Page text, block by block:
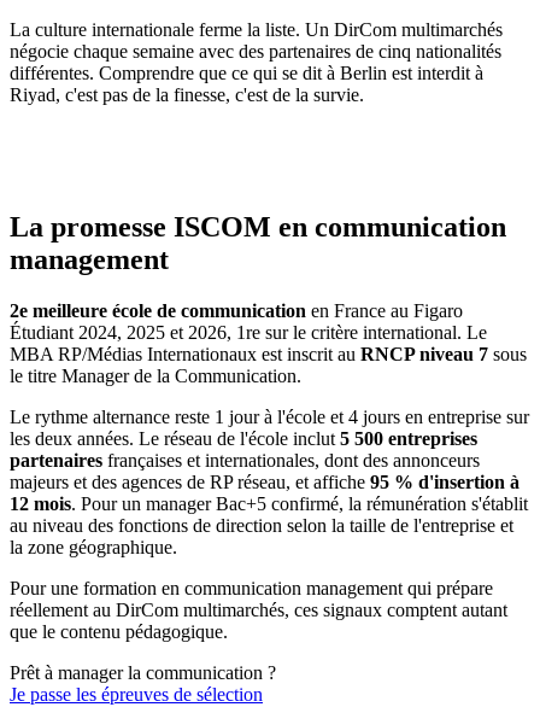
La culture internationale ferme la liste. Un DirCom multimarchés
négocie chaque semaine avec des partenaires de cinq nationalités
différentes. Comprendre que ce qui se dit à Berlin est interdit à
Riyad, c'est pas de la finesse, c'est de la survie.
La promesse ISCOM en communication
management
2e meilleure école de communication en France au Figaro
Étudiant 2024, 2025 et 2026, 1re sur le critère international. Le
MBA RP/Médias Internationaux est inscrit au RNCP niveau 7 sous
le titre Manager de la Communication.
Le rythme alternance reste 1 jour à l'école et 4 jours en entreprise sur
les deux années. Le réseau de l'école inclut 5 500 entreprises
partenaires françaises et internationales, dont des annonceurs
majeurs et des agences de RP réseau, et affiche 95 % d'insertion à
12 mois. Pour un manager Bac+5 confirmé, la rémunération s'établit
au niveau des fonctions de direction selon la taille de l'entreprise et
la zone géographique.
Pour une formation en communication management qui prépare
réellement au DirCom multimarchés, ces signaux comptent autant
que le contenu pédagogique.
Prêt à manager la communication ?
Je passe les épreuves de sélection